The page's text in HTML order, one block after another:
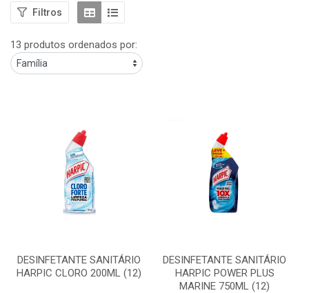
Filtros
13 produtos ordenados por:
DESINFETANTE SANITÁRIO
HARPIC CLORO 200ML (12)
DESINFETANTE SANITÁRIO
HARPIC POWER PLUS
MARINE 750ML (12)